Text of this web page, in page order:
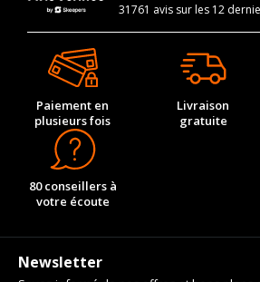
31761 avis sur les 12
Paiement en
plusieurs fois
Livraison
gratuite
80 conseillers à
votre écoute
Newsletter